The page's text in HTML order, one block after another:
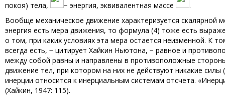
покоя) тела,
− энергия, эквивалентная массе
.
Вообще механическое движение характеризуется скалярной
энергия есть мера движения, то формула (4) тоже есть
о том, при каких условиях эта мера остается неизменной. К
всегда есть, − цитирует Хайкин Ньютона, − равное и
между собой равны и направлены в противоположные
движение тел, при котором на них не действуют никакие
инерции относится к инерциальным системам отсчета.
(Хайкин, 1947: 115).